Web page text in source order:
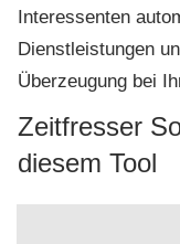
Interessenten
Dienstleistungen
Überzeugung bei
Zeitfresser
diesem Tool